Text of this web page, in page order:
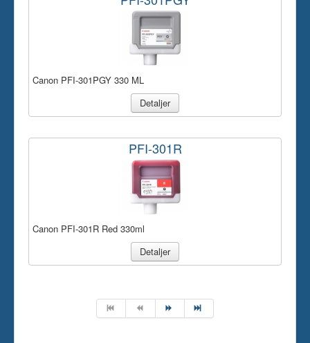
Canon PFI-301PGY 330 ML
Detaljer
PFI-301R
Canon PFI-301R Red 330ml
Detaljer